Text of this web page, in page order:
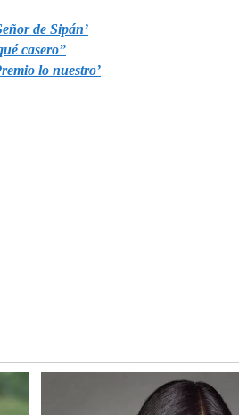
de Sipán’
casero”
lo nuestro’